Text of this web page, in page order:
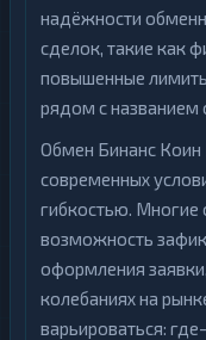
надёжности
сделок, такие как
повышенные
рядом с названием
Обмен Бинанс Коин
современных
гибкостью. Многие
возможность
оформления
колебаниях на
варьироваться: